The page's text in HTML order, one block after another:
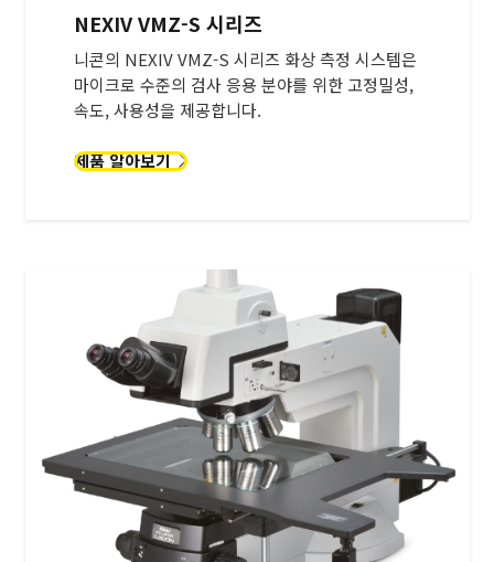
NEXIV VMZ-S 시리즈
니콘의 NEXIV VMZ-S 시리즈 화상 측정 시스템은
마이크로 수준의 검사 응용 분야를 위한 고정밀성,
속도, 사용성을 제공합니다.
제품 알아보기